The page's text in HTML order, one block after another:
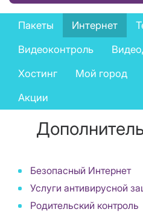
Private
services
menu
Пакеты Интернет
Видеоконтроль
Хостинг
Мой город
Акции
Безопасный Интернет
Услуги антивирусной
Родительский контроль